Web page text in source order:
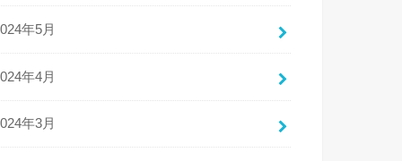
年5月
年4月
年3月